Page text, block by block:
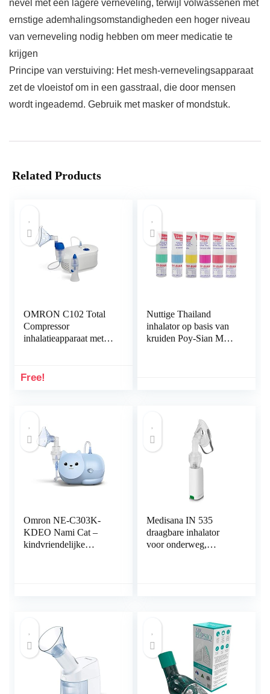
nevel met een lagere verneveling, terwijl volwassenen met
ernstige ademhalingsomstandigheden een hoger niveau
van verneveling nodig hebben om meer medicatie te
krijgen
Principe van verstuiving: Het mesh-vernevelingsapparaat
zet de vloeistof om in een gasstraal, die door mensen
wordt ingeademd. Gebruik met masker of mondstuk.
Related Products
OMRON C102 Total
Compressor
inhalatieapparaat met
Free!
Nuttige Thailand
inhalator op basis van
kruiden Poy-Sian Mark
Omron NE-C303K-
KDEO Nami Cat –
kindvriendelijke
Medisana IN 535
draagbare inhalator
voor onderweg,
met oplaadbare batterij
via Micro-USB